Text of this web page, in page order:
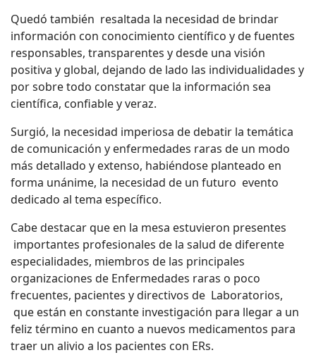
Quedó también resaltada la necesidad de brindar
información con conocimiento científico y de fuentes
responsables, transparentes y desde una visión
positiva y global, dejando de lado las individualidades y
por sobre todo constatar que la información sea
científica, confiable y veraz.
Surgió, la necesidad imperiosa de debatir la temática
de comunicación y enfermedades raras de un modo
más detallado y extenso, habiéndose planteado en
forma unánime, la necesidad de un futuro evento
dedicado al tema específico.
Cabe destacar que en la mesa estuvieron presentes
importantes profesionales de la salud de diferente
especialidades, miembros de las principales
organizaciones de Enfermedades raras o poco
frecuentes, pacientes y directivos de Laboratorios,
que están en constante investigación para llegar a un
feliz término en cuanto a nuevos medicamentos para
traer un alivio a los pacientes con ERs.